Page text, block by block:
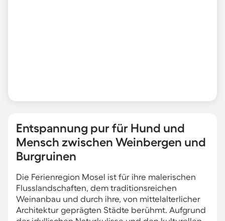
Entspannung pur für Hund und
Mensch zwischen Weinbergen und
Burgruinen
Die Ferienregion Mosel ist für ihre malerischen
Flusslandschaften, dem traditionsreichen
Weinanbau und durch ihre, von mittelalterlicher
Architektur geprägten Städte berühmt. Aufgrund